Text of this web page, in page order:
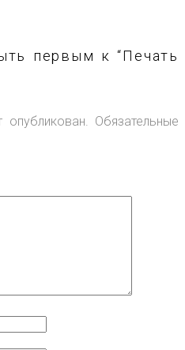
первым к “Печать
Обязательные